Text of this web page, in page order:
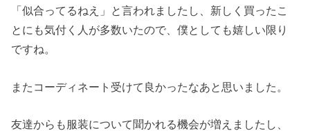
「似合ってるねえ」と言われましたし、新しく買ったこ
とにも気付く人が多数いたので、僕としても嬉しい限り
ですね。
またコーディネート受けて良かったなあと思いました。
友達からも服装について聞かれる機会が増えましたし、